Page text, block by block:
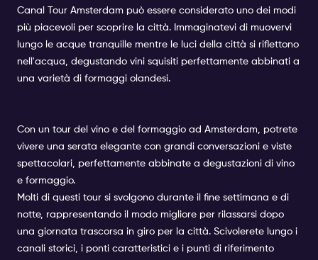
Canal Tour Amsterdam può essere considerato uno dei modi
più piacevoli per scoprire la città. Immaginatevi di muovervi
lungo le acque tranquille mentre le luci della città si riflettono
nell'acqua, degustando vini squisiti perfettamente abbinati a
una varietà di formaggi olandesi.
Con un tour del vino e del formaggio ad Amsterdam, potrete
vivere una serata elegante con grandi conversazioni e viste
spettacolari, perfettamente abbinate a degustazioni di vino
e formaggio.
Molti di questi tour si svolgono durante il fine settimana e di
notte, rappresentando il modo migliore per rilassarsi dopo
una giornata trascorsa in giro per la città. Scivolerete lungo i
canali storici, i ponti caratteristici e i punti di riferimento